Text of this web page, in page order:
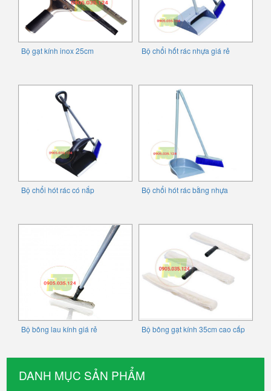
DANH MỤC SẢN PHẨM
Bộ gạt kính inox 25cm Bộ chổi hốt rác nhựa giá rẻ
Bộ chổi hót rác có nắp Bộ chổi hót rác bằng nhựa
Bộ bông lau kính giá rẻ Bộ bông gạt kính 35cm cao cấp